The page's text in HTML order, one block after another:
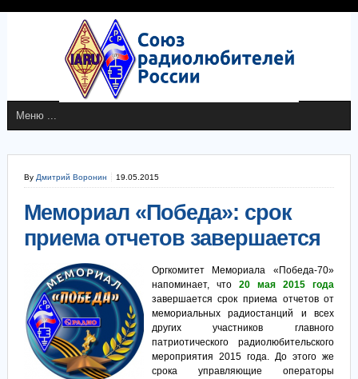
By Дмитрий Воронин 19.05.2015
Мемориал «Победа»: срок
приема отчетов завершается
Оргкомитет Мемориала «Победа-70»
напоминает, что 20 мая 2015 года
завершается срок приема отчетов от
мемориальных радиостанций и всех
других участников главного
патриотического радиолюбительского
мероприятия 2015 года. До этого же
срока управляющие операторы